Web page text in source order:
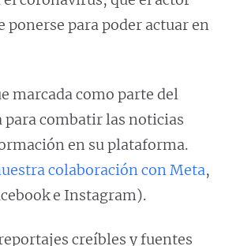
ponerse para poder actuar en
marcada como parte del
para combatir las noticias
en su plataforma.
colaboración con Meta,
e Instagram).
creíbles y fuentes